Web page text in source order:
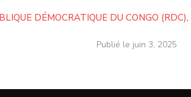
DÉMOCRATIQUE DU CONGO (RDC),
Publié le juin 3, 2025